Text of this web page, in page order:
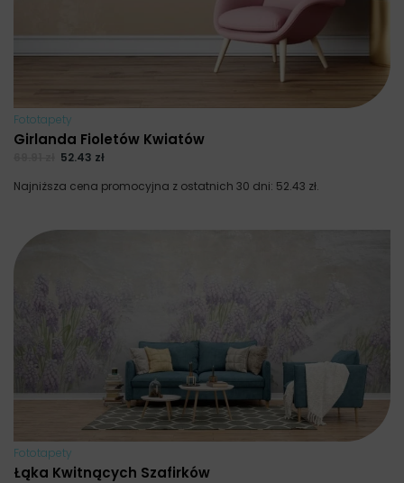
Fototapety
Girlanda Fioletów Kwiatów
52.43 zł
Najniższa cena promocyjna z ostatnich 30 dni: 52.43 zł.
Fototapety
Łąka Kwitnących Szafirków